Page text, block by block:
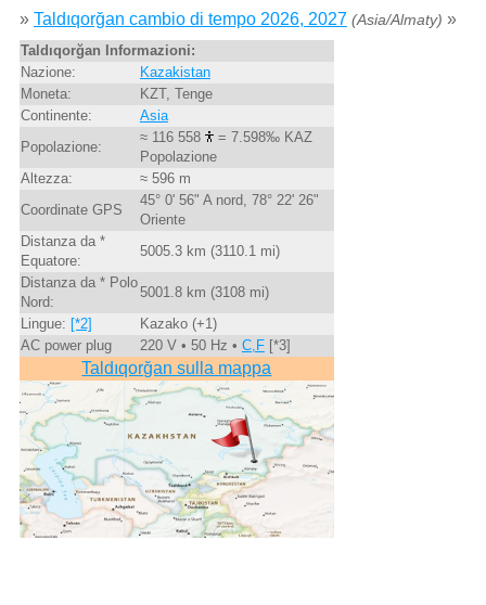
» Taldıqorğan cambio di tempo 2026, 2027 (Asia/Almaty) »
Taldıqorğan Informazioni:
Nazione:
Kazakistan
Moneta:
KZT, Tenge
Continente:
Asia
Popolazione:
≈ 116 558
= 7.598‰ KAZ
Popolazione
Altezza:
≈ 596 m
Coordinate GPS
45° 0' 56" A nord, 78° 22' 26"
Oriente
Distanza da *
Equatore:
5005.3 km (3110.1 mi)
Distanza da * Polo
Nord:
5001.8 km (3108 mi)
Lingue: [*2]
Kazako (+1)
AC power plug
220 V • 50 Hz • C,F[*3]
Taldıqorğan sulla mappa